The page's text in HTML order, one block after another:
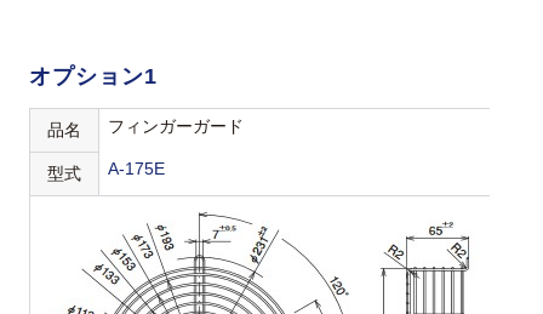
オプション1
品名 フィンガーガード
型式 A-175E